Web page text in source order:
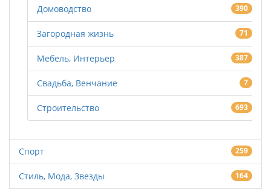
Домоводство 390
Загородная жизнь 71
Мебель, Интерьер 387
Свадьба, Венчание 7
Строительство 693
Спорт 259
Стиль, Мода, Звезды 164